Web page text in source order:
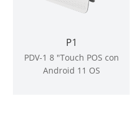
P1
PDV-1 8 "Touch POS con
Android 11 OS